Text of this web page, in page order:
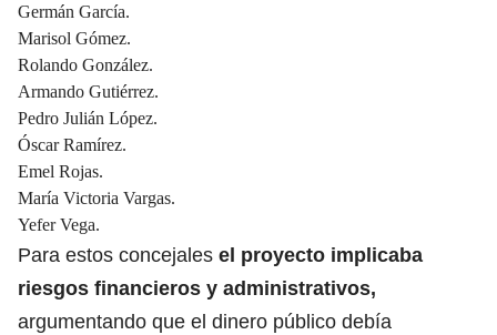
Germán García.
Marisol Gómez.
Rolando González.
Armando Gutiérrez.
Pedro Julián López.
Óscar Ramírez.
Emel Rojas.
María Victoria Vargas.
Yefer Vega.
Para estos concejales el proyecto implicaba
riesgos financieros y administrativos,
argumentando que el dinero público debía